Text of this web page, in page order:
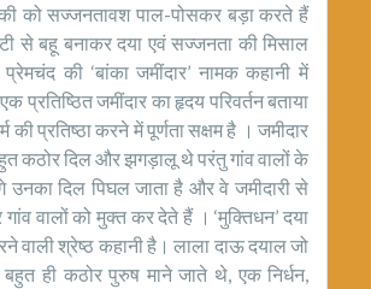
को सज्जनतावश पाल-पोसकर बड़ा करते हैं
से बहू बनाकर दया एवं सज्जनता की मिसाल
की ‘बांका जमींदार’ नामक कहानी में
प्रतिष्ठित जमींदार का हृदय परिवर्तन बताया
की प्रतिष्ठा करने में पूर्णता सक्षम है । जमीदार
कठोर दिल और झगड़ालू थे परंतु गांव वालों के
दिल पिघल जाता है और वे जमीदारी से
वालों को मुक्त कर देते हैं । ‘मुक्तिधन’ दया
वाली श्रेष्ठ कहानी है। लाला दाऊ दयाल जो
ही कठोर पुरुष माने जाते थे, एक निर्धन,